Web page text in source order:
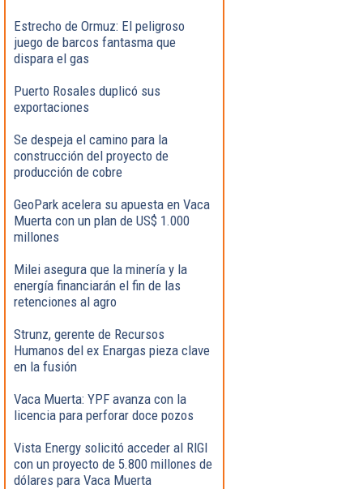
Estrecho de Ormuz: El peligroso
juego de barcos fantasma que
dispara el gas
Puerto Rosales duplicó sus
exportaciones
Se despeja el camino para la
construcción del proyecto de
producción de cobre
GeoPark acelera su apuesta en Vaca
Muerta con un plan de US$ 1.000
millones
Milei asegura que la minería y la
energía financiarán el fin de las
retenciones al agro
Strunz, gerente de Recursos
Humanos del ex Enargas pieza clave
en la fusión
Vaca Muerta: YPF avanza con la
licencia para perforar doce pozos
Vista Energy solicitó acceder al RIGI
con un proyecto de 5.800 millones de
dólares para Vaca Muerta